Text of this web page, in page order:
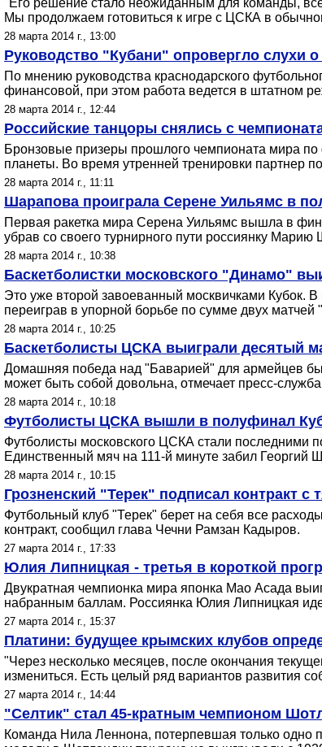
"Его решение стало неожиданным для команды,
Мы продолжаем готовиться к игре с ЦСКА в
28 марта 2014 г., 13:00
Руководство "Кубани" опровергло слухи
По мнению руководства краснодарского
финансовой, при этом работа ведется в штатном
28 марта 2014 г., 12:44
Российские танцоры снялись с
Бронзовые призеры прошлого чемпионата мира
планеты. Во время утренней тренировки партнер
28 марта 2014 г., 11:11
Шарапова проиграла Серене Уильямс в
Первая ракетка мира Серена Уильямс вышла в
убрав со своего турнирного пути россиянку Марию
28 марта 2014 г., 10:38
Баскетболистки московского "Динамо"
Это уже второй завоеванный москвичками Кубок.
переиграв в упорной борьбе по сумме двух матчей
28 марта 2014 г., 10:25
Баскетболисты ЦСКА выиграли десятый
Домашняя победа над "Баварией" для армейцев
может быть собой довольна, отмечает пресс-
28 марта 2014 г., 10:18
Футболисты ЦСКА вышли в полуфинал
Футболисты московского ЦСКА стали последними
Единственный мяч на 111-й минуте забил Георгий
28 марта 2014 г., 10:15
Грозненский "Терек" подписал контракт
Футбольный клуб "Терек" берет на себя все
контракт, сообщил глава Чечни Рамзан Кадыров.
27 марта 2014 г., 17:33
Юлия Липницкая - третья в короткой
Двукратная чемпионка мира японка Мао Асада
набранным баллам. Россиянка Юлия Липницкая
27 марта 2014 г., 15:37
Платини: будущее крымских клубов
"Через несколько месяцев, после окончания
измениться. Есть целый ряд вариантов развития
27 марта 2014 г., 14:44
"Селтик" стал 45-кратным чемпионом
Команда Нила Леннона, потерпевшая только одно